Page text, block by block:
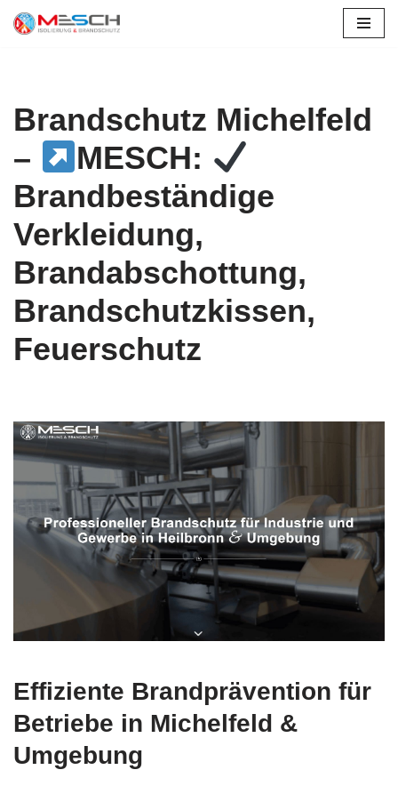
Brandschutz Michelfeld
–
MESCH:
Brandbeständige
Verkleidung,
Brandabschottung,
Brandschutzkissen,
Feuerschutz
Effiziente Brandprävention für
Betriebe in Michelfeld &
Umgebung